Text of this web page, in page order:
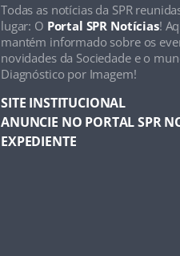
Todas as notícias da SPR
lugar: O Portal SPR Notícias!
mantém informado sobre os
novidades da Sociedade e o
Diagnóstico por Imagem!
SITE INSTITUCIONAL
ANUNCIE NO PORTAL SPR
EXPEDIENTE